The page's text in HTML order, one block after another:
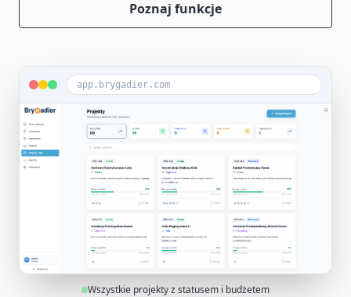
Poznaj funkcje
app.brygadier.com
Wszystkie projekty z statusem i budżetem